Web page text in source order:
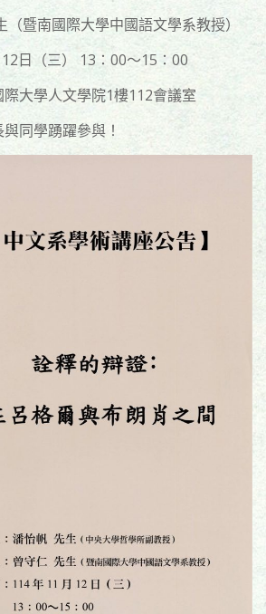
暨南國際大學中國語文學系教授）
（三） 13：00～15：00
大學人文學院1樓112會議室
同學踴躍參與！